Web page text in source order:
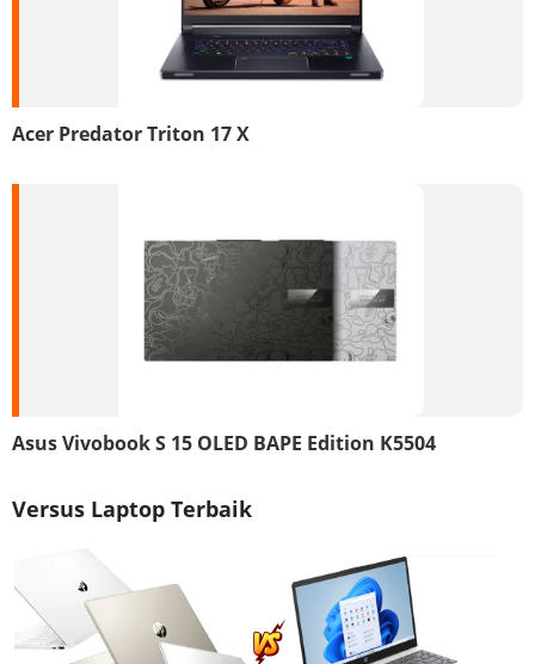
Acer Predator Triton 17 X
Asus Vivobook S 15 OLED BAPE Edition K5504
Versus Laptop Terbaik